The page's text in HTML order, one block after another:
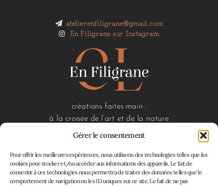
Gérer le consentement
Pour offrir les meilleures expériences, nous utilisons des technologies telles que les
cookies pour stocker et/ou accéder aux informations des appareils. Le fait de
consentir à ces technologies nous permettra de traiter des données telles que le
comportement de navigation ou les ID uniques sur ce site. Le fait de ne pas
atelierenfiligrane@gmail.com
En Filigrane sur Instagram
créations faites main :
à la croisée de l’art et de la nature
liens utiles
accueil